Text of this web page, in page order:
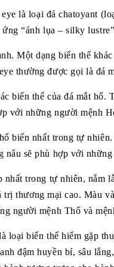
là loại đá chatoyant
“ánh lụa – silky
Một dạng biến thể
thường được gọi là đá
biến thể của đá mắt hổ.
với những người mệnh
biến nhất trong tự
nâu sẽ phù hợp với
trong tự nhiên, nằm
trị thương mại cao. Màu
người mệnh Thổ và
loại biến thể hiếm gặp
đậm huyền bí, sâu